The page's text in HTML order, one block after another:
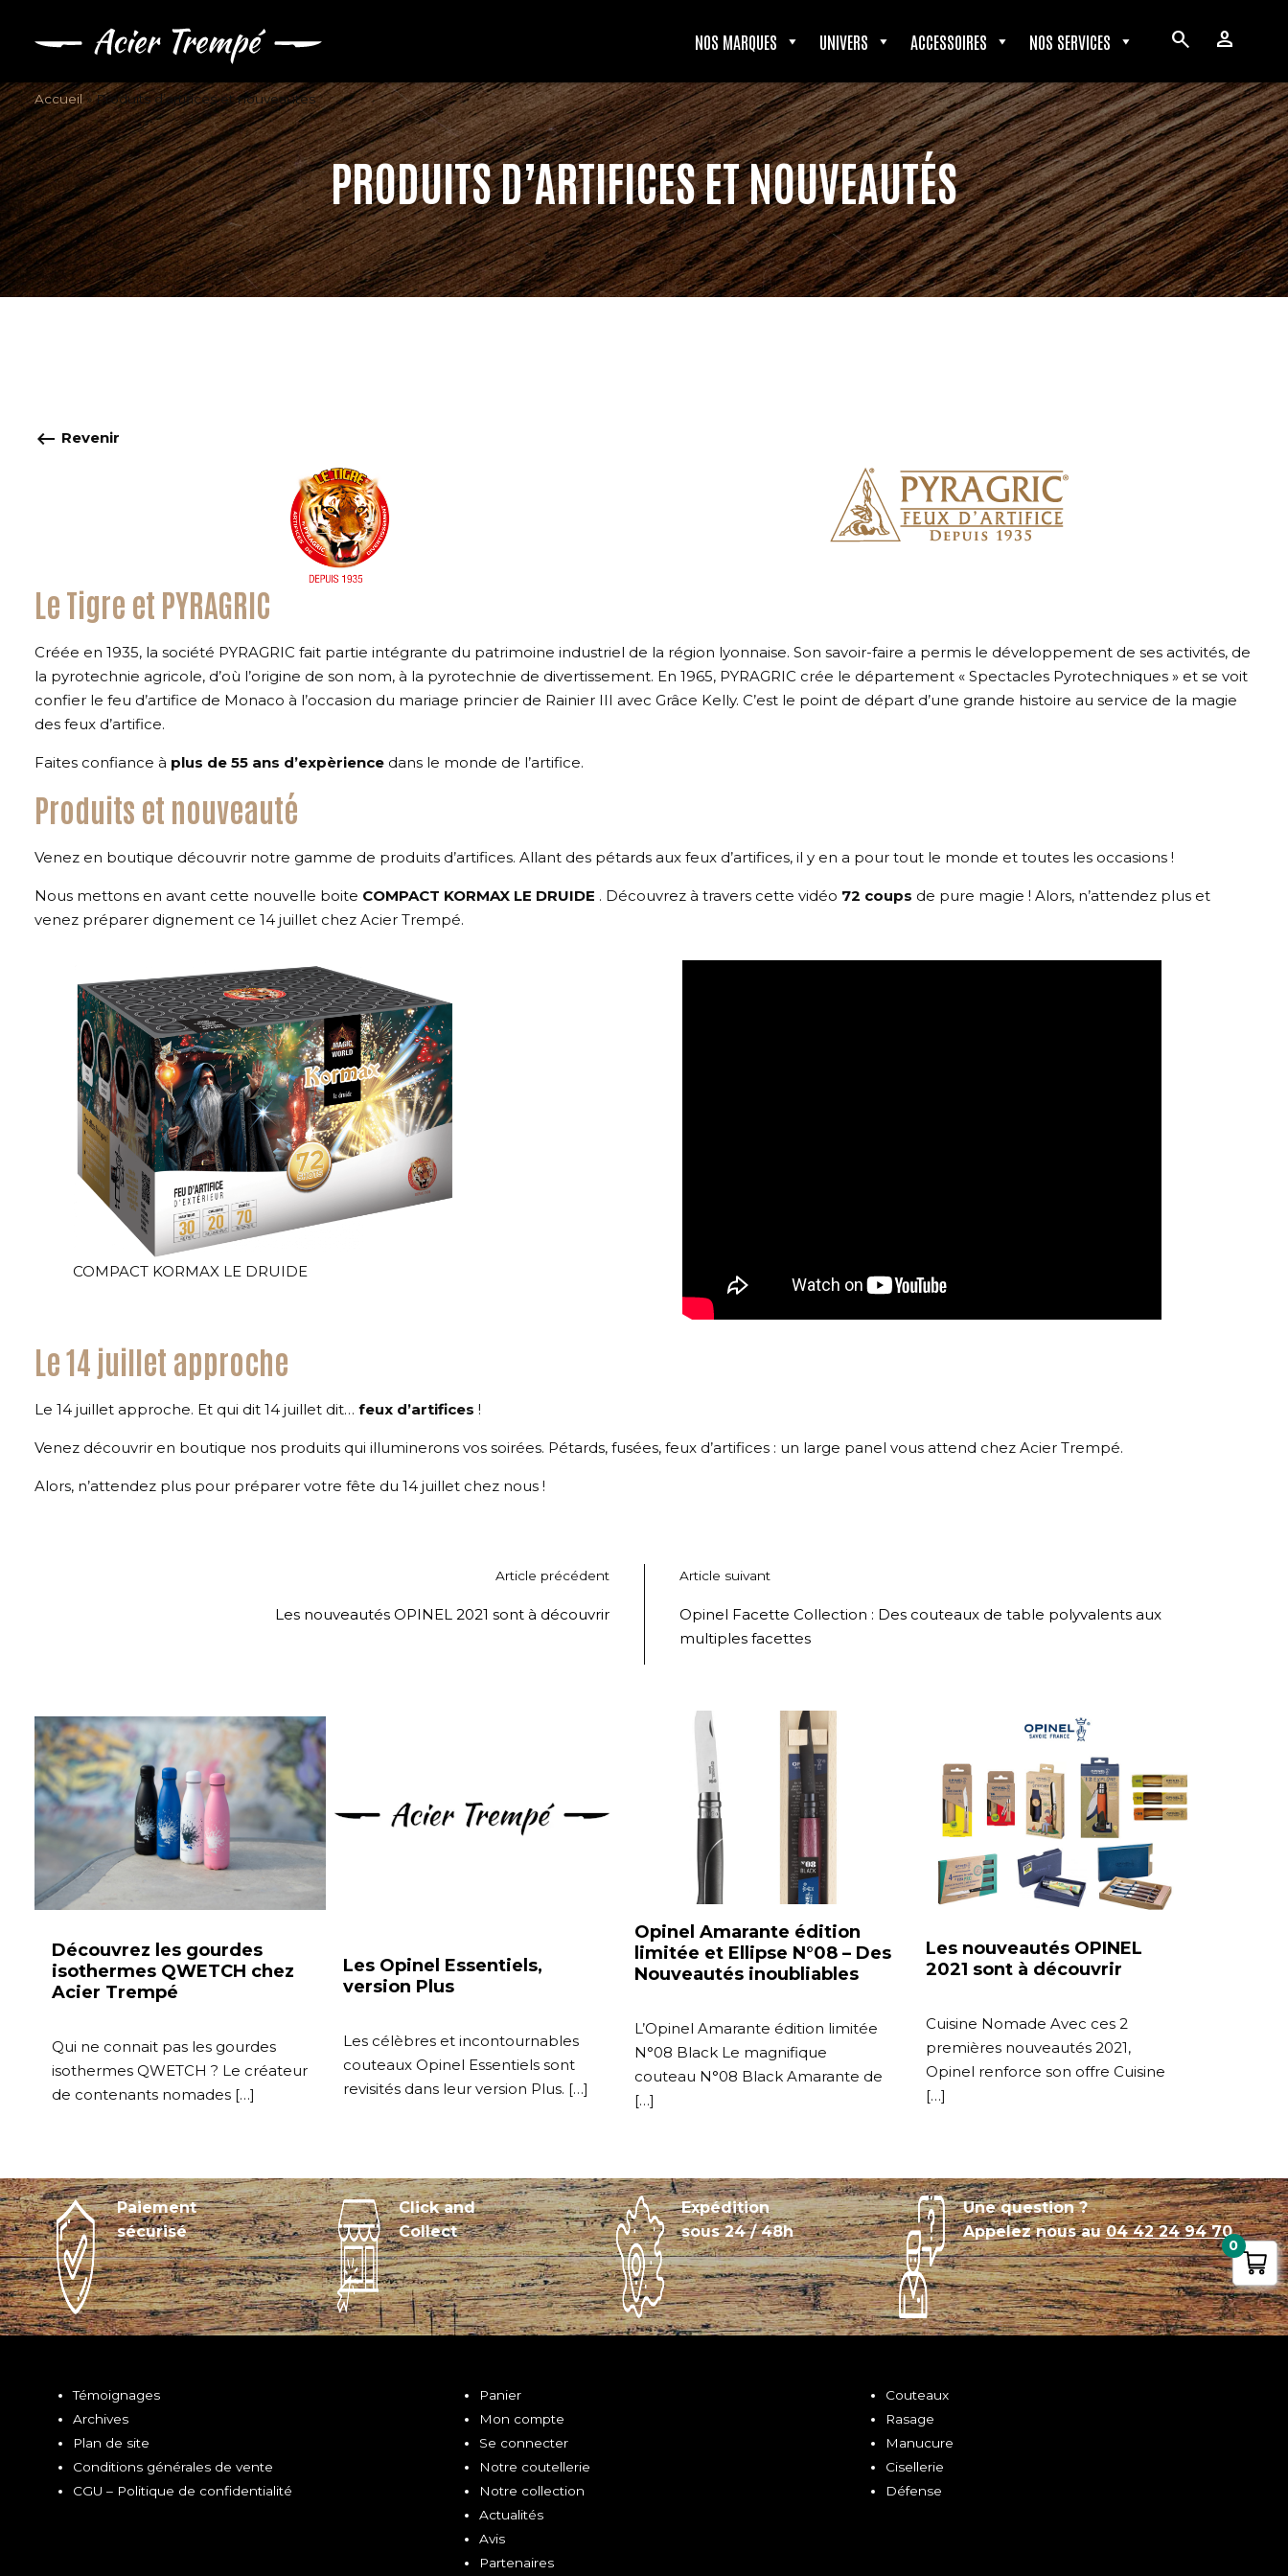
NOS MARQUES UNIVERS ACCESSOIRES NOS SERVICES search person
Accueil»Produits d’artifices et nouveautés
PRODUITS D’ARTIFICES ET NOUVEAUTÉS
keyboard_backspace Revenir
Le Tigre et PYRAGRIC
Créée en 1935, la société PYRAGRIC fait partie intégrante du patrimoine industriel de la région lyonnaise. Son savoir-faire a permis le développement de ses activités, de
la pyrotechnie agricole, d’où l’origine de son nom, à la pyrotechnie de divertissement. En 1965, PYRAGRIC crée le département « Spectacles Pyrotechniques » et se voit
confier le feu d’artifice de Monaco à l’occasion du mariage princier de Rainier III avec Grâce Kelly. C’est le point de départ d’une grande histoire au service de la magie
des feux d’artifice.
Faites confiance à plus de 55 ans d’expèrience dans le monde de l’artifice.
Produits et nouveauté
Venez en boutique découvrir notre gamme de produits d’artifices. Allant des pétards aux feux d’artifices, il y en a pour tout le monde et toutes les occasions !
Nous mettons en avant cette nouvelle boite COMPACT KORMAX LE DRUIDE . Découvrez à travers cette vidéo 72 coups de pure magie ! Alors, n’attendez plus et
venez préparer dignement ce 14 juillet chez Acier Trempé.
COMPACT KORMAX LE DRUIDE
Le 14 juillet approche
Le 14 juillet approche. Et qui dit 14 juillet dit… feux d’artifices !
Venez découvrir en boutique nos produits qui illuminerons vos soirées. Pétards, fusées, feux d’artifices : un large panel vous attend chez Acier Trempé.
Alors, n’attendez plus pour préparer votre fête du 14 juillet chez nous !
Article précédent
Les nouveautés OPINEL 2021 sont à découvrir
Article suivant
Opinel Facette Collection : Des couteaux de table polyvalents aux
multiples facettes
Découvrez les gourdes
isothermes QWETCH chez
Acier Trempé
Qui ne connait pas les gourdes
isothermes QWETCH ? Le créateur
de contenants nomades […]
Les Opinel Essentiels,
version Plus
Les célèbres et incontournables
couteaux Opinel Essentiels sont
revisités dans leur version Plus. […]
Opinel Amarante édition
limitée et Ellipse N°08 – Des
Nouveautés inoubliables
L’Opinel Amarante édition limitée
N°08 Black Le magnifique
couteau N°08 Black Amarante de
[…]
Les nouveautés OPINEL
2021 sont à découvrir
Cuisine Nomade Avec ces 2
premières nouveautés 2021,
Opinel renforce son offre Cuisine
[…]
Paiement
sécurisé
Click and
Collect
Expédition
sous 24 / 48h
Une question ?
Appelez nous au04 42 24 94 70
Témoignages
Archives
Plan de site
Conditions générales de vente
CGU – Politique de confidentialité
Panier
Mon compte
Se connecter
Notre coutellerie
Notre collection
Actualités
Avis
Partenaires
Couteaux
Rasage
Manucure
Cisellerie
Défense
0